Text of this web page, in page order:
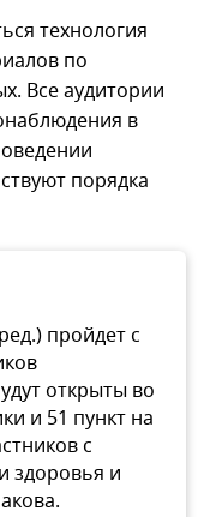
технология
по
Все аудитории
в
порядка
пройдет с
открыты во
и 51 пункт на
с
здоровья и